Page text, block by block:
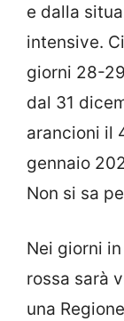
e dalla
intensive.
giorni 28-
dal 31
arancioni il
gennaio
Non si sa
Nei giorni
rossa sarà
una